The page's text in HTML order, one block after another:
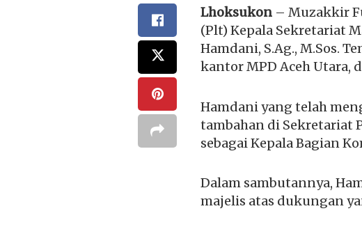
Lhoksukon – Muzakkir
(Plt) Kepala Sekretariat
Hamdani, S.Ag., M.Sos.
kantor MPD Aceh Utara,
Hamdani yang telah
tambahan di Sekretariat
sebagai Kepala Bagian
Dalam sambutannya,
majelis atas dukungan